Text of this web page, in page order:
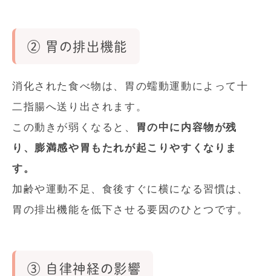
② 胃の排出機能
消化された食べ物は、胃の蠕動運動によって十
二指腸へ送り出されます。
この動きが弱くなると、
胃の中に内容物が残
り、膨満感や胃もたれが起こりやすくなりま
す。
加齢や運動不足、食後すぐに横になる習慣は、
胃の排出機能を低下させる要因のひとつです。
③ 自律神経の影響